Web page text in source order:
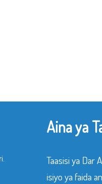
Aina ya
Taasisi ya Dar
isiyo ya faida